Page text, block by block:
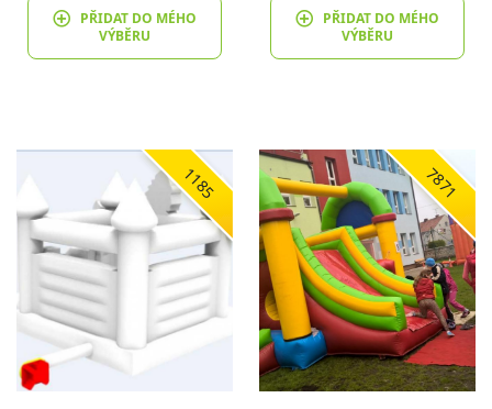
PŘIDAT DO MÉHO
VÝBĚRU
PŘIDAT DO MÉHO
VÝBĚRU
1185 7871